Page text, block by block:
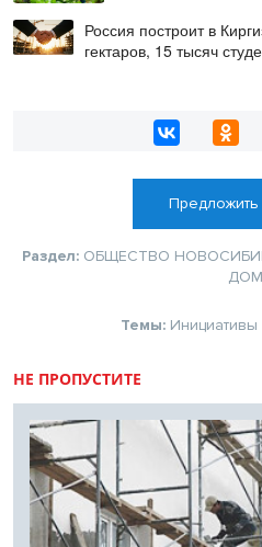
Россия построит в
гектаров, 15 тысяч
Предложить
Раздел: ОБЩЕСТВО
ДОМ
Темы: Инициативы
НЕ ПРОПУСТИТЕ